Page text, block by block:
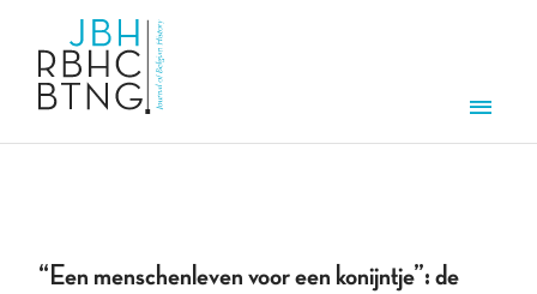
“Een menschenleven voor een konijntje”: de